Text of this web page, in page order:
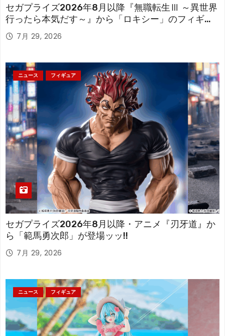
セガプライズ2026年8月以降『無職転生Ⅲ ～異世界
行ったら本気だす～』から「ロキシー」のフィギュ
アが登場！
7月 29, 2026
ニュース フィギュア
セガプライズ2026年8月以降・アニメ『刃牙道』か
ら「範馬勇次郎」が登場ッッ!!
7月 29, 2026
ニュース フィギュア